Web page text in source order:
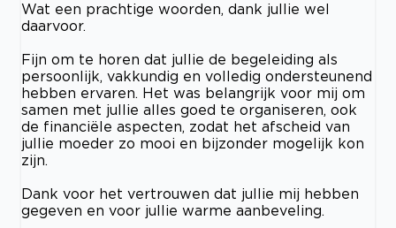
Wat een prachtige woorden, dank jullie wel
daarvoor.
Fijn om te horen dat jullie de begeleiding als
persoonlijk, vakkundig en volledig ondersteunend
hebben ervaren. Het was belangrijk voor mij om
samen met jullie alles goed te organiseren, ook
de financiële aspecten, zodat het afscheid van
jullie moeder zo mooi en bijzonder mogelijk kon
zijn.
Dank voor het vertrouwen dat jullie mij hebben
gegeven en voor jullie warme aanbeveling.